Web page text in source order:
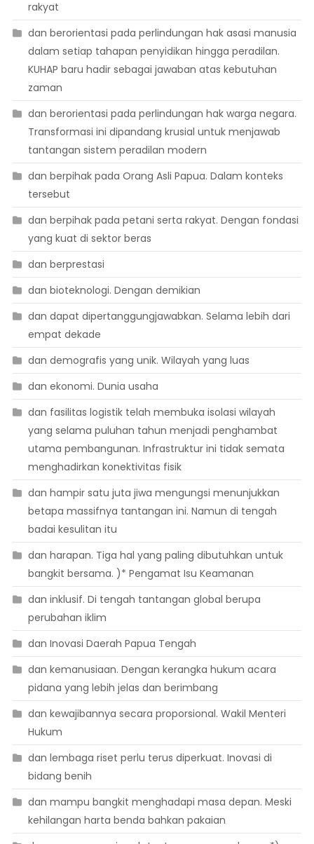
rakyat
dan berorientasi pada perlindungan hak asasi manusia
dalam setiap tahapan penyidikan hingga peradilan.
KUHAP baru hadir sebagai jawaban atas kebutuhan
zaman
dan berorientasi pada perlindungan hak warga negara.
Transformasi ini dipandang krusial untuk menjawab
tantangan sistem peradilan modern
dan berpihak pada Orang Asli Papua. Dalam konteks
tersebut
dan berpihak pada petani serta rakyat. Dengan fondasi
yang kuat di sektor beras
dan berprestasi
dan bioteknologi. Dengan demikian
dan dapat dipertanggungjawabkan. Selama lebih dari
empat dekade
dan demografis yang unik. Wilayah yang luas
dan ekonomi. Dunia usaha
dan fasilitas logistik telah membuka isolasi wilayah
yang selama puluhan tahun menjadi penghambat
utama pembangunan. Infrastruktur ini tidak semata
menghadirkan konektivitas fisik
dan hampir satu juta jiwa mengungsi menunjukkan
betapa massifnya tantangan ini. Namun di tengah
badai kesulitan itu
dan harapan. Tiga hal yang paling dibutuhkan untuk
bangkit bersama. )* Pengamat Isu Keamanan
dan inklusif. Di tengah tantangan global berupa
perubahan iklim
dan Inovasi Daerah Papua Tengah
dan kemanusiaan. Dengan kerangka hukum acara
pidana yang lebih jelas dan berimbang
dan kewajibannya secara proporsional. Wakil Menteri
Hukum
dan lembaga riset perlu terus diperkuat. Inovasi di
bidang benih
dan mampu bangkit menghadapi masa depan. Meski
kehilangan harta benda bahkan pakaian